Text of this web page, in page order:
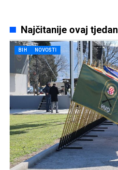
Najčitanije ovaj tjedan
BIH NOVOSTI